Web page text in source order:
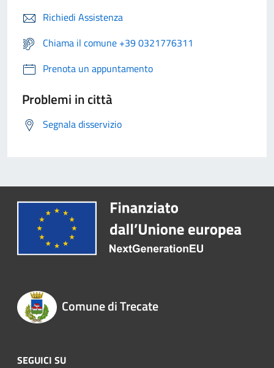
Richiedi Assistenza
Chiama il comune +39 0321776311
Prenota un appuntamento
Problemi in città
Segnala disservizio
Comune di Trecate
SEGUICI SU